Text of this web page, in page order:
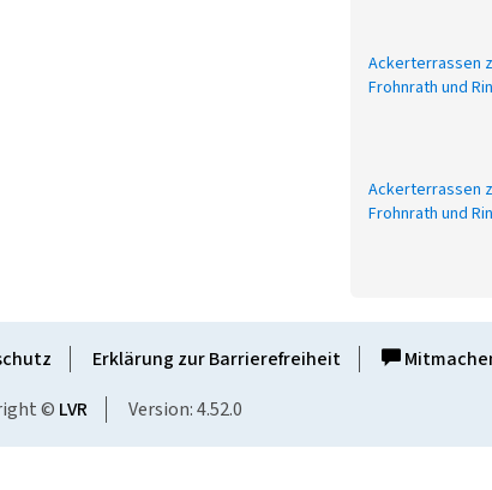
Ackerterrassen
Frohnrath und
Ackerterrassen
Frohnrath und
Erklärung zur Barrierefreiheit
© LVR Version: 4.52.0